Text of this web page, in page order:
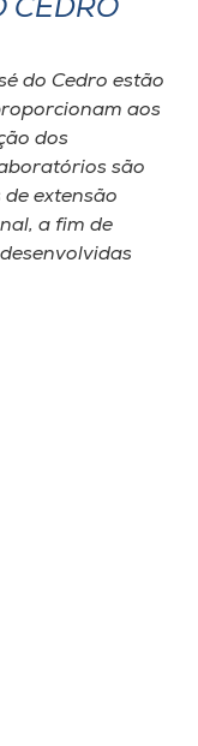
CEDRO
do Cedro estão
aos
dos
são
extensão
a fim de